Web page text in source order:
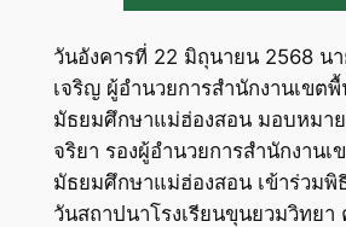
วันอังคารที่ 22 มิถุนายน 2568 น
เจริญ ผู้อำนวยการสำนักงานเขต
มัธยมศึกษาแม่ฮ่องสอน มอบหมา
จริยา รองผู้อำนวยการสำนักงาน
มัธยมศึกษาแม่ฮ่องสอน เข้าร่วมพิ
วันสถาปนาโรงเรียนขุนยวมวิทย